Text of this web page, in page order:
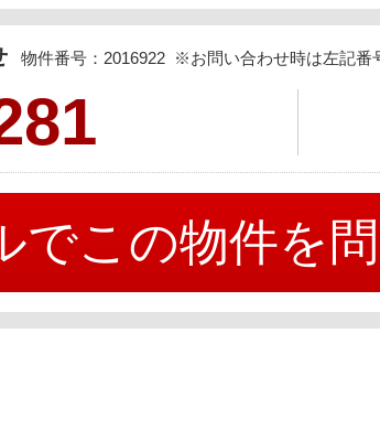
物件番号：2016922 ※お問い合わせ時は左記番
でこの物件を